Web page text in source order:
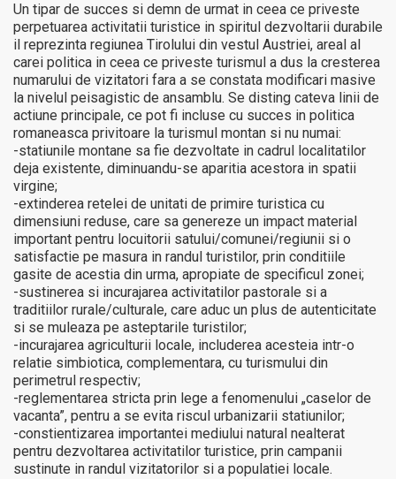
Un tipar de succes si demn de urmat in ceea ce priveste
perpetuarea activitatii turistice in spiritul dezvoltarii durabile
il reprezinta regiunea Tirolului din vestul Austriei, areal al
carei politica in ceea ce priveste turismul a dus la cresterea
numarului de vizitatori fara a se constata modificari masive
la nivelul peisagistic de ansamblu. Se disting cateva linii de
actiune principale, ce pot fi incluse cu succes in politica
romaneasca privitoare la turismul montan si nu numai:
-statiunile montane sa fie dezvoltate in cadrul localitatilor
deja existente, diminuandu-se aparitia acestora in spatii
virgine;
-extinderea retelei de unitati de primire turistica cu
dimensiuni reduse, care sa genereze un impact material
important pentru locuitorii satului/comunei/regiunii si o
satisfactie pe masura in randul turistilor, prin conditiile
gasite de acestia din urma, apropiate de specificul zonei;
-sustinerea si incurajarea activitatilor pastorale si a
traditiilor rurale/culturale, care aduc un plus de autenticitate
si se muleaza pe asteptarile turistilor;
-incurajarea agriculturii locale, includerea acesteia intr-o
relatie simbiotica, complementara, cu turismului din
perimetrul respectiv;
-reglementarea stricta prin lege a fenomenului „caselor de
vacanta”, pentru a se evita riscul urbanizarii statiunilor;
-constientizarea importantei mediului natural nealterat
pentru dezvoltarea activitatilor turistice, prin campanii
sustinute in randul vizitatorilor si a populatiei locale.